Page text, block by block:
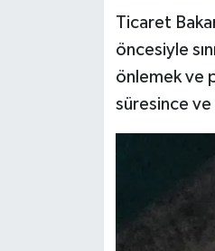
Ticaret
öncesiyle
önlemek ve
süresince ve